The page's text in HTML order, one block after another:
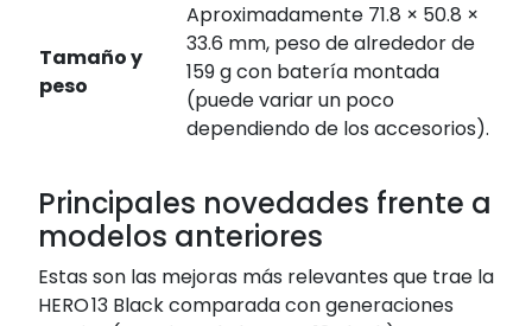
Tamaño y
peso
Aproximadamente 71.8 × 50.8 ×
33.6 mm, peso de alrededor de
159 g con batería montada
(puede variar un poco
dependiendo de los accesorios).
Principales novedades frente a
modelos anteriores
Estas son las mejoras más relevantes que trae la
HERO 13 Black comparada con generaciones